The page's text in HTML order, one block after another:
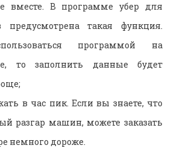
вместе. В программе убер для
предусмотрена такая функция.
программой на
то заполнить данные будет
в час пик. Если вы знаете, что
разгар машин, можете заказать
немного дороже.